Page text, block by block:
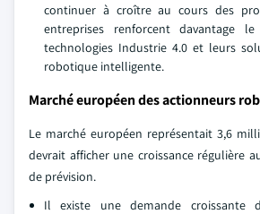
continuer à croître au cours des
entreprises renforcent davantage
technologies Industrie 4.0 et leurs
robotique intelligente.
Marché européen des actionneurs
Le marché européen représentait 3,6
devrait afficher une croissance régulière
de prévision.
Il existe une demande croissante